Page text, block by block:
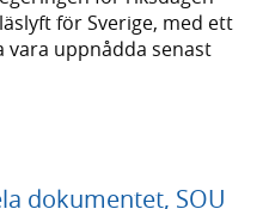
för Sverige, med ett
vara uppnådda senast
dokumentet, SOU